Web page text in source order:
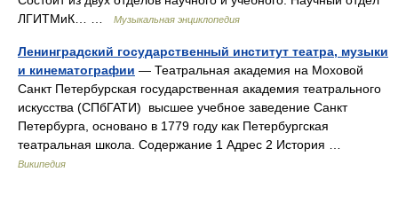
ЛГИТМиК… …
Музыкальная энциклопедия
Ленинградский государственный институт театра, музыки
и кинематографии — Театральная академия на Моховой
Санкт Петербурская государственная академия театрального
искусства (СПбГАТИ) высшее учебное заведение Санкт
Петербурга, основано в 1779 году как Петербургская
театральная школа. Содержание 1 Адрес 2 История …
Википедия